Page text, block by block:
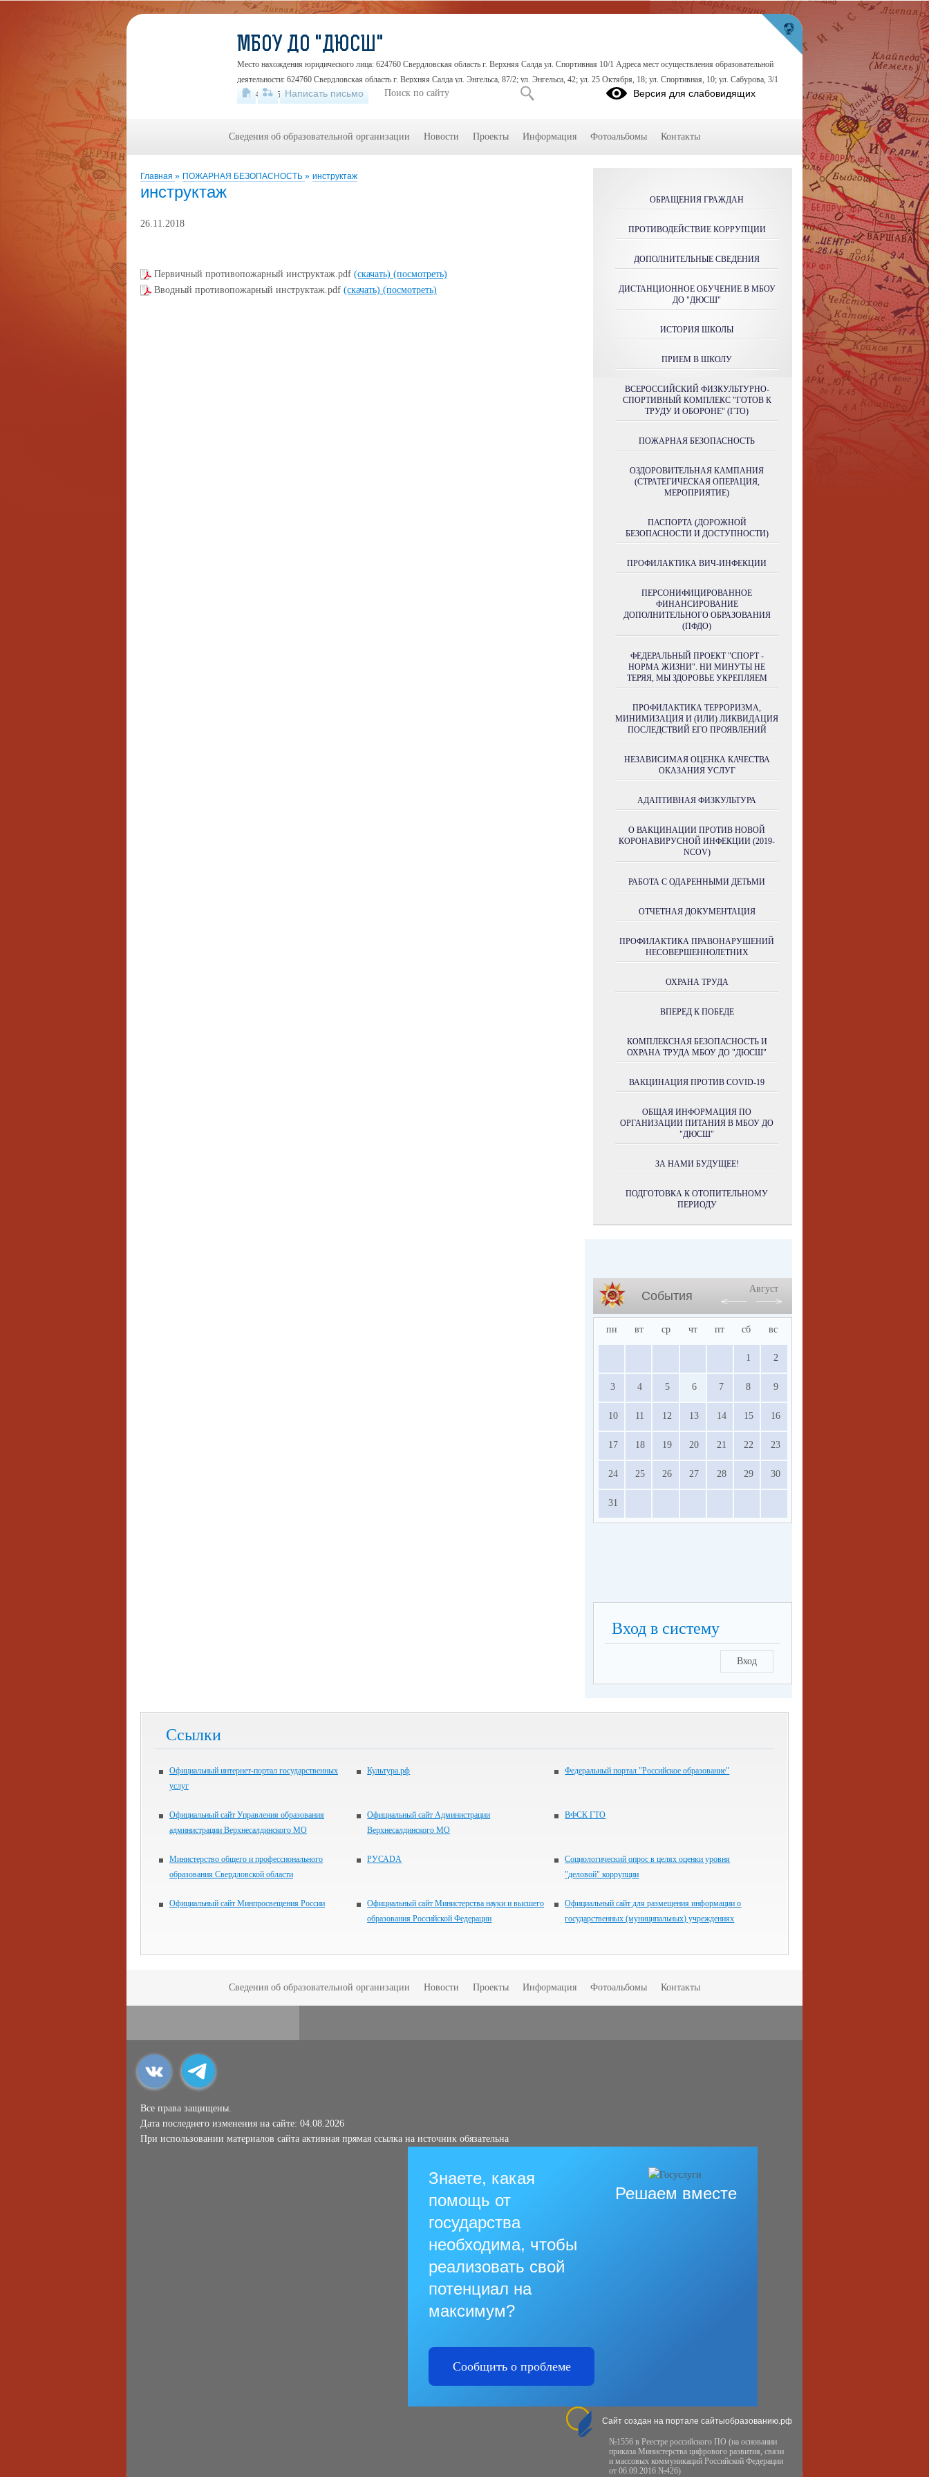
Главная » ПОЖАРНАЯ БЕЗОПАСНОСТЬ » инструктаж
инструктаж
26.11.2018
Первичный противопожарный инструктаж.pdf (скачать) (посмотреть)
Вводный противопожарный инструктаж.pdf (скачать) (посмотреть)
ОБРАЩЕНИЯ ГРАЖДАН
ПРОТИВОДЕЙСТВИЕ КОРРУПЦИИ
ДОПОЛНИТЕЛЬНЫЕ СВЕДЕНИЯ
ДИСТАНЦИОННОЕ ОБУЧЕНИЕ В МБОУ
ДО "ДЮСШ"
ИСТОРИЯ ШКОЛЫ
ПРИЕМ В ШКОЛУ
ВСЕРОССИЙСКИЙ ФИЗКУЛЬТУРНО-
СПОРТИВНЫЙ КОМПЛЕКС "ГОТОВ К
ТРУДУ И ОБОРОНЕ" (ГТО)
ПОЖАРНАЯ БЕЗОПАСНОСТЬ
ОЗДОРОВИТЕЛЬНАЯ КАМПАНИЯ
(СТРАТЕГИЧЕСКАЯ ОПЕРАЦИЯ,
МЕРОПРИЯТИЕ)
ПАСПОРТА (ДОРОЖНОЙ
БЕЗОПАСНОСТИ И ДОСТУПНОСТИ)
ПРОФИЛАКТИКА ВИЧ-ИНФЕКЦИИ
ПЕРСОНИФИЦИРОВАННОЕ
ФИНАНСИРОВАНИЕ
ДОПОЛНИТЕЛЬНОГО ОБРАЗОВАНИЯ
(ПФДО)
ФЕДЕРАЛЬНЫЙ ПРОЕКТ "СПОРТ -
НОРМА ЖИЗНИ". НИ МИНУТЫ НЕ
ТЕРЯЯ, МЫ ЗДОРОВЬЕ УКРЕПЛЯЕМ
ПРОФИЛАКТИКА ТЕРРОРИЗМА,
МИНИМИЗАЦИЯ И (ИЛИ) ЛИКВИДАЦИЯ
ПОСЛЕДСТВИЙ ЕГО ПРОЯВЛЕНИЙ
НЕЗАВИСИМАЯ ОЦЕНКА КАЧЕСТВА
ОКАЗАНИЯ УСЛУГ
АДАПТИВНАЯ ФИЗКУЛЬТУРА
О ВАКЦИНАЦИИ ПРОТИВ НОВОЙ
КОРОНАВИРУСНОЙ ИНФЕКЦИИ (2019-
NCOV)
РАБОТА С ОДАРЕННЫМИ ДЕТЬМИ
ОТЧЕТНАЯ ДОКУМЕНТАЦИЯ
ПРОФИЛАКТИКА ПРАВОНАРУШЕНИЙ
НЕСОВЕРШЕННОЛЕТНИХ
ОХРАНА ТРУДА
ВПЕРЕД К ПОБЕДЕ
КОМПЛЕКСНАЯ БЕЗОПАСНОСТЬ И
ОХРАНА ТРУДА МБОУ ДО "ДЮСШ"
ВАКЦИНАЦИЯ ПРОТИВ COVID-19
ОБЩАЯ ИНФОРМАЦИЯ ПО
ОРГАНИЗАЦИИ ПИТАНИЯ В МБОУ ДО
"ДЮСШ"
ЗА НАМИ БУДУЩЕЕ!
ПОДГОТОВКА К ОТОПИТЕЛЬНОМУ
ПЕРИОДУ
События
Август
пн вт ср чт пт сб вс
1 2
3 4 5 6 7 8 9
10 11 12 13 14 15 16
17 18 19 20 21 22 23
24 25 26 27 28 29 30
31
Вход в систему
Вход
Ссылки
Официальный интернет-портал государственных
услуг
Культура.рф Федеральный портал "Российское образование"
Официальный сайт Управления образования
администрации Верхнесалдинского МО
Официальный сайт Администрации
Верхнесалдинского МО
ВФСК ГТО
Министерство общего и профессионального
образования Свердловской области
РУСАDА
Социологический опрос в целях оценки уровня
"деловой" коррупции
Официальный сайт Минпросвещения России
Официальный сайт Министерства науки и высшего
образования Российской Федерации
Официальный сайт для размещения информации о
государственных (муниципальных) учреждениях
МБОУ ДО "ДЮСШ"
Место нахождения юридического лица: 624760 Свердловская область г. Верхняя Салда ул. Спортивная 10/1 Адреса мест осуществления образовательной
деятельности: 624760 Свердловская область г. Верхняя Салда ул. Энгельса, 87/2; ул. Энгельса, 42; ул. 25 Октября, 18; ул. Спортивная, 10; ул. Сабурова, 3/1
+7 (34345) 5-46-48Написать письмо Версия для слабовидящих
Сведения об образовательной организации Новости Проекты Информация Фотоальбомы Контакты
Сведения об образовательной организации Новости Проекты Информация Фотоальбомы Контакты
Все права защищены.
Дата последнего изменения на сайте: 04.08.2026
При использовании материалов сайта активная прямая ссылка на источник обязательна
Решаем вместе
Знаете, какая
помощь от
государства
необходима, чтобы
реализовать свой
потенциал на
максимум?
Сообщить о проблеме
Сайт создан на портале сайтыобразованию.рф
№1556 в Реестре российского ПО (на основании
приказа Министерства цифрового развития, связи
и массовых коммуникаций Российской Федерации
от 06.09.2016 №426)